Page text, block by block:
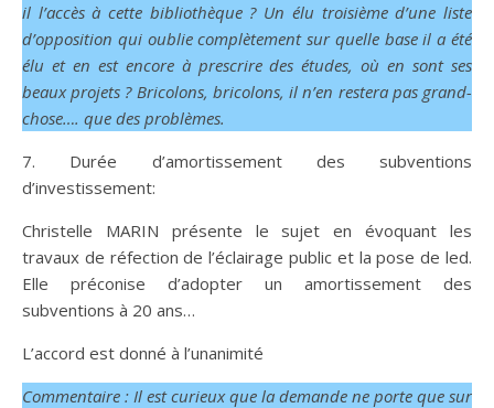
il l’accès à cette bibliothèque ? Un élu troisième d’une liste
d’opposition qui oublie complètement sur quelle base il a été
élu et en est encore à prescrire des études, où en sont ses
beaux projets ? Bricolons, bricolons, il n’en restera pas grand-
chose…. que des problèmes.
7. Durée d’amortissement des subventions
d’investissement:
Christelle MARIN présente le sujet en évoquant les
travaux de réfection de l’éclairage public et la pose de led.
Elle préconise d’adopter un amortissement des
subventions à 20 ans…
L’accord est donné à l’unanimité
Commentaire : Il est curieux que la demande ne porte que sur